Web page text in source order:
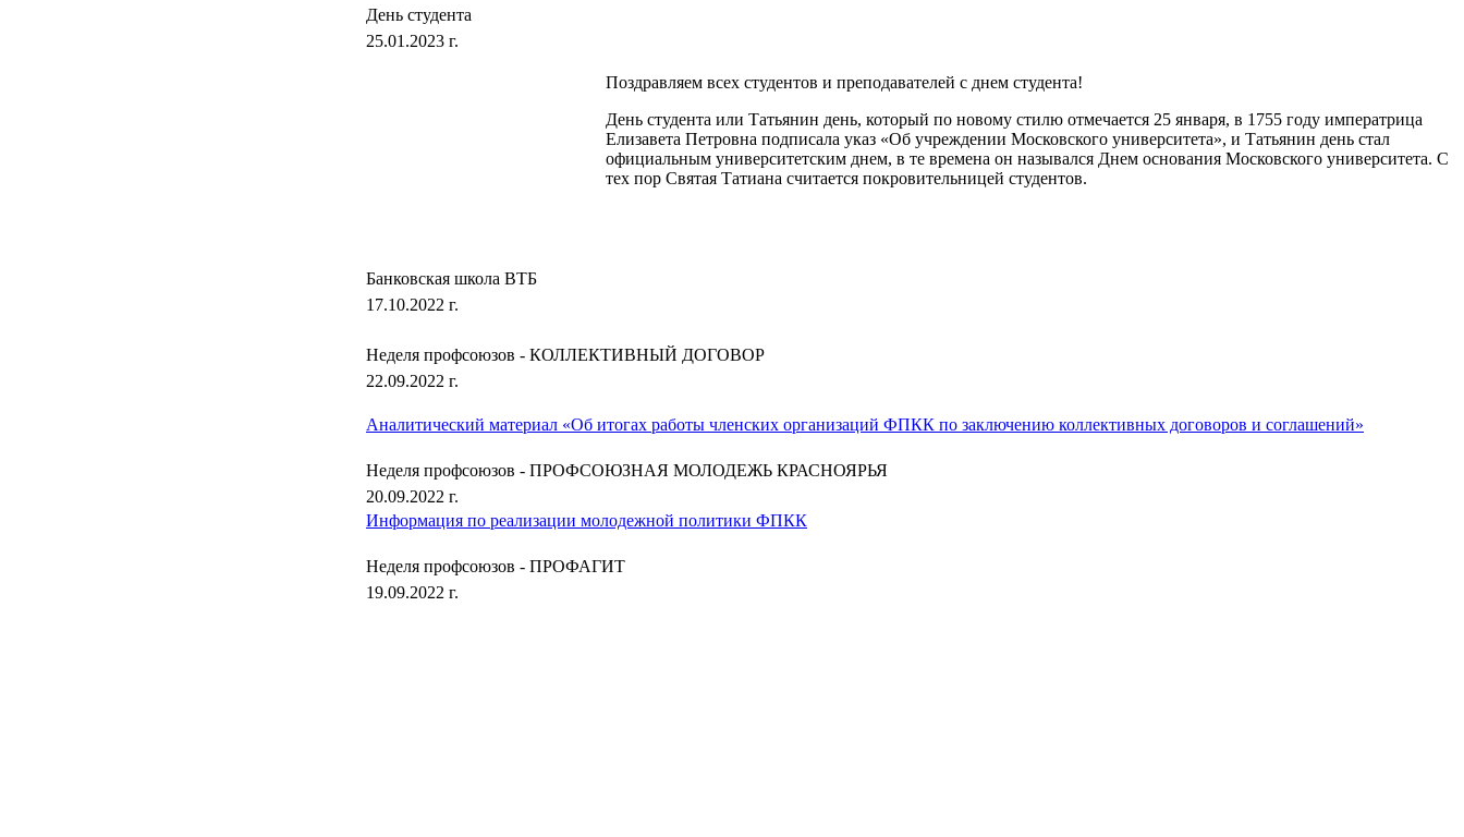
День студента
25.01.2023 г.
Поздравляем всех студентов и преподавателей с днем студента!
День студента или Татьянин день, который по новому стилю отмечается 25 января, в 1755 году императрица
Елизавета Петровна подписала указ «Об учреждении Московского университета», и Татьянин день стал
официальным университетским днем, в те времена он назывался Днем основания Московского университета. С
тех пор Святая Татиана считается покровительницей студентов.
Банковская школа ВТБ
17.10.2022 г.
Неделя профсоюзов - КОЛЛЕКТИВНЫЙ ДОГОВОР
22.09.2022 г.
Аналитический материал «Об итогах работы членских организаций ФПКК по заключению коллективных договоров и соглашений»
Неделя профсоюзов - ПРОФСОЮЗНАЯ МОЛОДЕЖЬ КРАСНОЯРЬЯ
20.09.2022 г.
Информация по реализации молодежной политики ФПКК
Неделя профсоюзов - ПРОФАГИТ
19.09.2022 г.